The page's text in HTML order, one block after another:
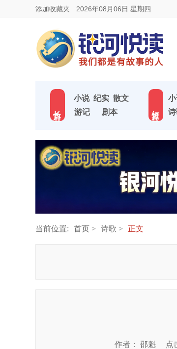
添加收藏夹 2026年08月06日 星期四
小说 纪实 散文
游记
剧本
当前位置: 首页 诗歌 正文
作者： 邵魁 点